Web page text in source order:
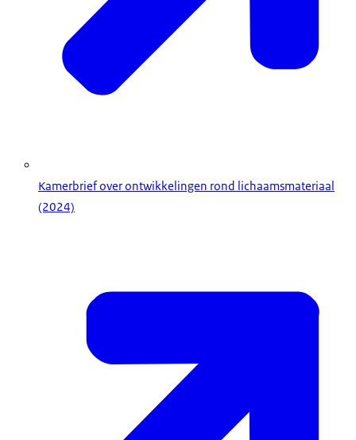
Kamerbrief over ontwikkelingen rond lichaamsmateriaal
(2024)